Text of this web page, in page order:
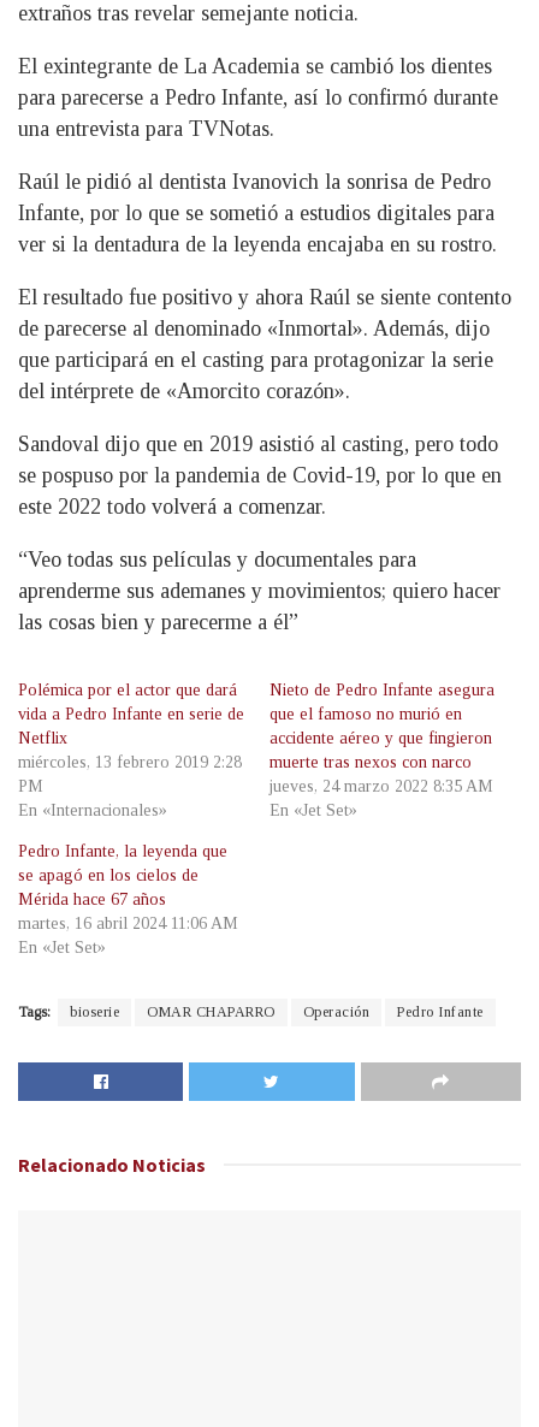
extraños tras revelar semejante noticia.
El exintegrante de La Academia se cambió los dientes
para parecerse a Pedro Infante, así lo confirmó durante
una entrevista para TVNotas.
Raúl le pidió al dentista Ivanovich la sonrisa de Pedro
Infante, por lo que se sometió a estudios digitales para
ver si la dentadura de la leyenda encajaba en su rostro.
El resultado fue positivo y ahora Raúl se siente contento
de parecerse al denominado «Inmortal». Además, dijo
que participará en el casting para protagonizar la serie
del intérprete de «Amorcito corazón».
Sandoval dijo que en 2019 asistió al casting, pero todo
se pospuso por la pandemia de Covid-19, por lo que en
este 2022 todo volverá a comenzar.
“Veo todas sus películas y documentales para
aprenderme sus ademanes y movimientos; quiero hacer
las cosas bien y parecerme a él”
Polémica por el actor que dará
vida a Pedro Infante en serie de
Netflix
miércoles, 13 febrero 2019 2:28
PM
En «Internacionales»
Nieto de Pedro Infante asegura
que el famoso no murió en
accidente aéreo y que fingieron
muerte tras nexos con narco
jueves, 24 marzo 2022 8:35 AM
En «Jet Set»
Pedro Infante, la leyenda que
se apagó en los cielos de
Mérida hace 67 años
martes, 16 abril 2024 11:06 AM
En «Jet Set»
Tags: bioserie OMAR CHAPARRO Operación Pedro Infante
Relacionado Noticias